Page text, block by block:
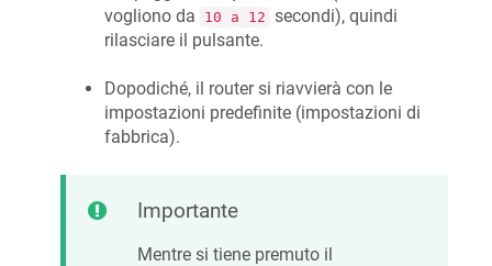
vogliono da
10 a 12 secondi), quindi
rilasciare il pulsante.
Dopodiché, il router si riavvierà con le
impostazioni predefinite (impostazioni di
fabbrica).
Importante
Mentre si tiene premuto il